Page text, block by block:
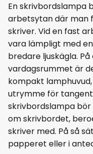
En skrivbordslampa
arbetsytan där man
skriver. Vid en fast
vara lämpligt med
bredare ljuskägla.
vardagsrummet är
kompakt
utrymme för
skrivbordslampa
om skrivbordet,
skriver med. På så
papperet eller i